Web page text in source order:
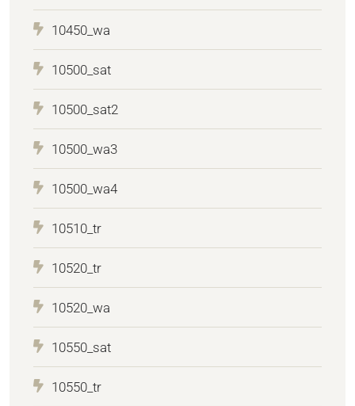
10450_wa
10500_sat
10500_sat2
10500_wa3
10500_wa4
10510_tr
10520_tr
10520_wa
10550_sat
10550_tr